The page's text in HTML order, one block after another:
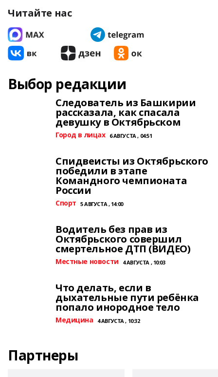
Читайте нас
Выбор редакции
Следователь из Башкирии
рассказала, как спасала
девушку в Октябрьском
Город в лицах 6 АВГУСТА , 04:51
Спидвеисты из Октябрьского
победили в этапе
Командного чемпионата
России
Спорт 5 АВГУСТА , 14:00
Водитель без прав из
Октябрьского совершил
смертельное ДТП (ВИДЕО)
Местные новости 4 АВГУСТА , 10:03
Что делать, если в
дыхательные пути ребёнка
попало инородное тело
Медицина 4 АВГУСТА , 10:32
Партнеры